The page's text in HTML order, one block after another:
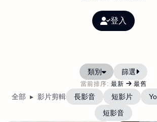
登入
類別 篩選
當前排序: 最新 最舊
全部 影片剪輯 長影音 短影片
短影音